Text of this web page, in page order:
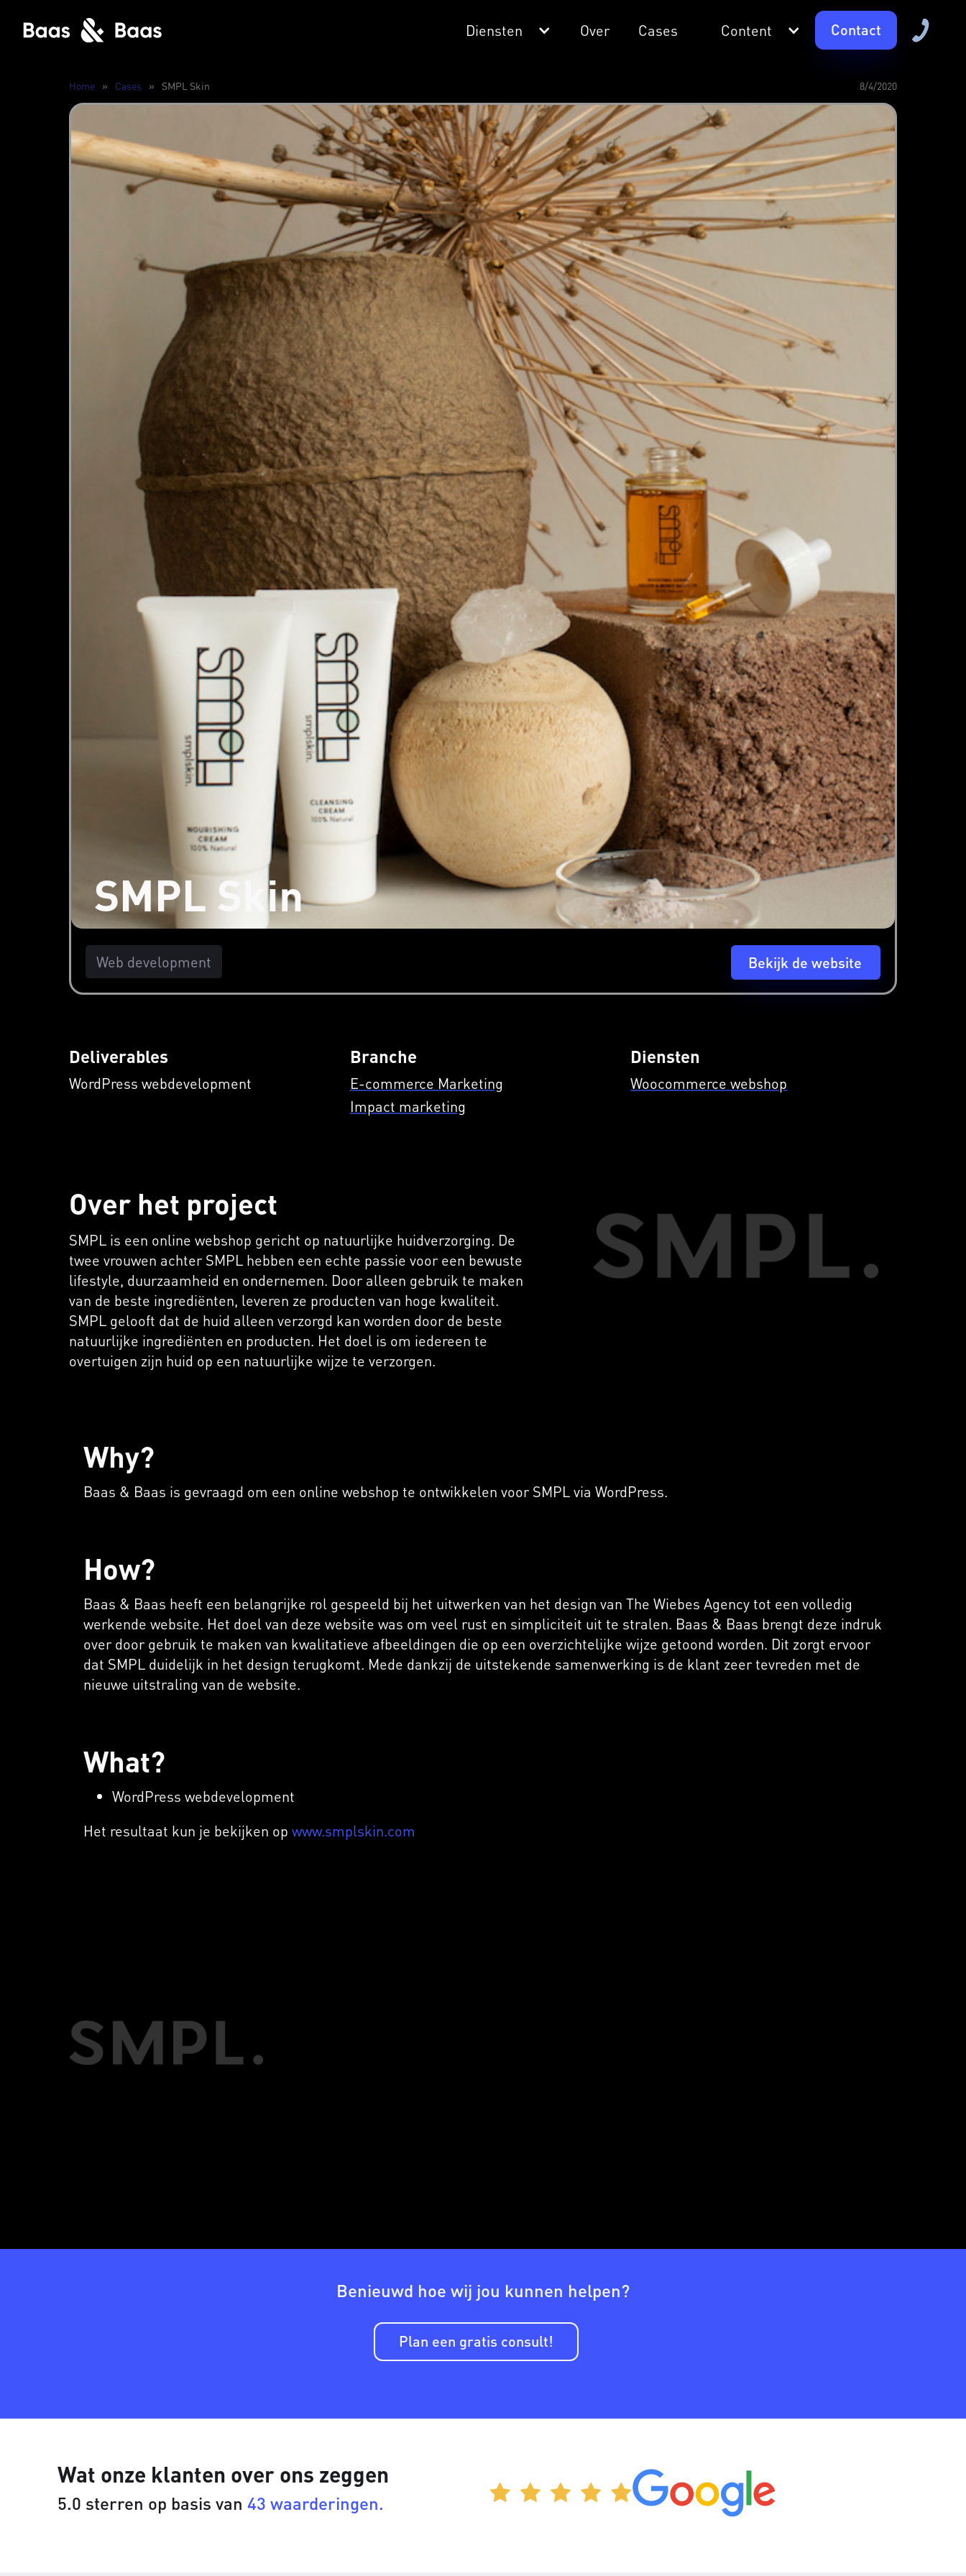
Diensten Over Cases Content Contact
Home » Cases » SMPL Skin 8/4/2020
SMPL Skin
Web development Bekijk de website
Deliverables
WordPress webdevelopment
Branche
E-commerce Marketing
Impact marketing
Diensten
Woocommerce webshop
Over het project
SMPL is een online webshop gericht op natuurlijke huidverzorging. De
twee vrouwen achter SMPL hebben een echte passie voor een bewuste
lifestyle, duurzaamheid en ondernemen. Door alleen gebruik te maken
van de beste ingrediënten, leveren ze producten van hoge kwaliteit.
SMPL gelooft dat de huid alleen verzorgd kan worden door de beste
natuurlijke ingrediënten en producten. Het doel is om iedereen te
overtuigen zijn huid op een natuurlijke wijze te verzorgen.
Why?
Baas & Baas is gevraagd om een online webshop te ontwikkelen voor SMPL via WordPress.
How?
Baas & Baas heeft een belangrijke rol gespeeld bij het uitwerken van het design van The Wiebes Agency tot een volledig
werkende website. Het doel van deze website was om veel rust en simpliciteit uit te stralen. Baas & Baas brengt deze indruk
over door gebruik te maken van kwalitatieve afbeeldingen die op een overzichtelijke wijze getoond worden. Dit zorgt ervoor
dat SMPL duidelijk in het design terugkomt. Mede dankzij de uitstekende samenwerking is de klant zeer tevreden met de
nieuwe uitstraling van de website.
What?
WordPress webdevelopment
Het resultaat kun je bekijken op www.smplskin.com
Benieuwd hoe wij jou kunnen helpen?
Plan een gratis consult!
Wat onze klanten over ons zeggen
5.0 sterren op basis van 43 waarderingen.